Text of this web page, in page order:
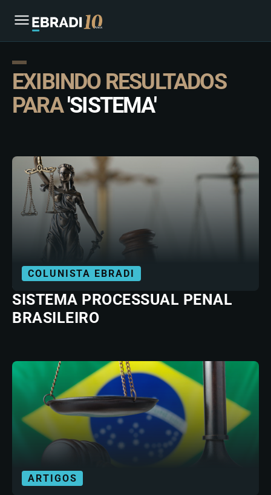
EXIBINDO RESULTADOS
PARA'SISTEMA'
COLUNISTA EBRADI
SISTEMA PROCESSUAL PENAL
BRASILEIRO
ARTIGOS